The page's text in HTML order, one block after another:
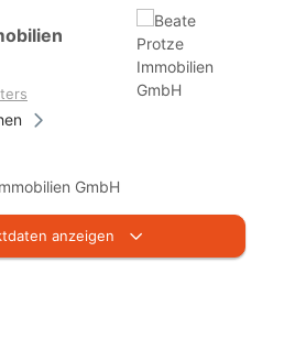
GmbH
anzeigen